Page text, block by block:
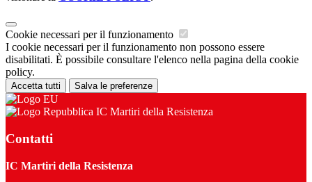
Cookie necessari per il funzionamento
I cookie necessari per il funzionamento non possono essere
disabilitati. È possibile consultare l'elenco nella pagina della cookie
policy.
Accetta tutti Salva le preferenze
IC Martiri della Resistenza
Contatti
IC Martiri della Resistenza